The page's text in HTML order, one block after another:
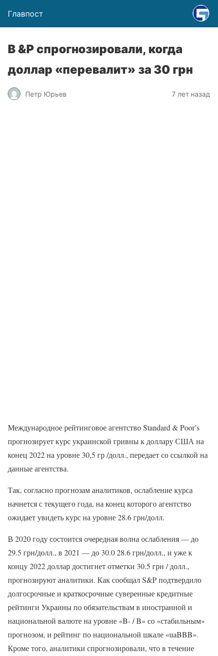
Главпост
В &P спрогнозировали, когда
доллар «перевалит» за 30 грн
Петр Юрьев 7 лет назад
Международное рейтинговое агентство Standard & Poor’s
прогнозирует курс украинской гривны к доллару США на
конец 2022 на уровне 30,5 гр /долл., передает со ссылкой на
данные агентства.
Так, согласно прогнозам аналитиков, ослабление курса
начнется с текущего года, на конец которого агентство
ожидает увидеть курс на уровне 28.6 грн/долл.
В 2020 году состоится очередная волна ослабления — до
29.5 грн/долл., в 2021 — до 30.0 28.6 грн/долл., и уже к
концу 2022 доллар достигнет отметки 30.5 грн / долл.,
прогнозируют аналитики. Как сообщал S&P подтвердило
долгосрочные и краткосрочные суверенные кредитные
рейтинги Украины по обязательствам в иностранной и
национальной валюте на уровне «B- / B» со «стабильным»
прогнозом, и рейтинг по национальной шкале «uaBBB».
Кроме того, аналитики спрогнозировали, что в течение